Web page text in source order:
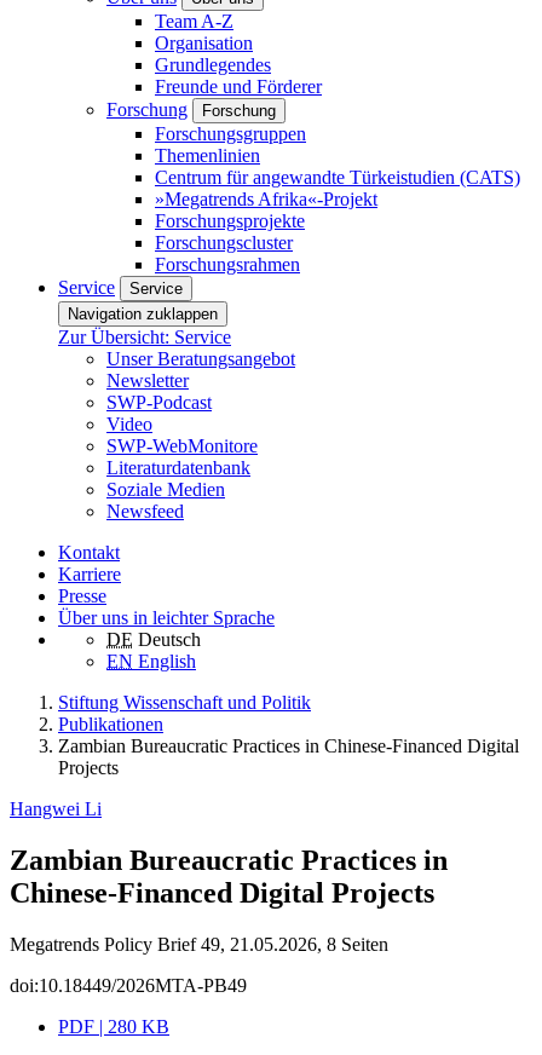
Team A-Z
Organisation
Grundlegendes
Freunde und Förderer
Forschung
Forschung
Forschungsgruppen
Themenlinien
Centrum für angewandte Türkeistudien (CATS)
»Megatrends Afrika«-Projekt
Forschungsprojekte
Forschungscluster
Forschungsrahmen
Service
Service
Navigation zuklappen
Zur Übersicht: Service
Unser Beratungsangebot
Newsletter
SWP-Podcast
Video
SWP-WebMonitore
Literaturdatenbank
Soziale Medien
Newsfeed
Kontakt
Karriere
Presse
Über uns in leichter Sprache
DE Deutsch
EN English
Stiftung Wissenschaft und Politik
Publikationen
Zambian Bureaucratic Practices in Chinese-Financed Digital
Projects
Hangwei Li
Zambian Bureaucratic Practices in
Chinese-Financed Digital Projects
Megatrends Policy Brief 49, 21.05.2026, 8 Seiten
doi:10.18449/2026MTA-PB49
PDF | 280 KB